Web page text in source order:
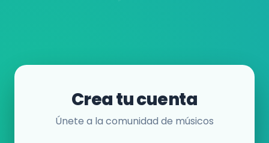
Crea tu cuenta
Únete a la comunidad de músicos